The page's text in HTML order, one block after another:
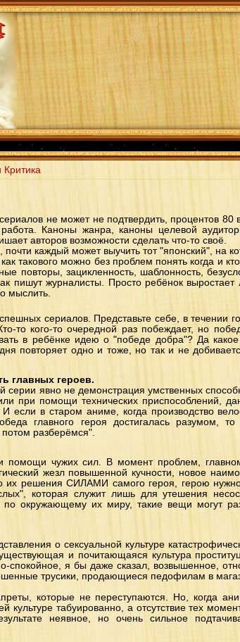
не может не подтвердить, процентов 80
Каноны жанра, каноны целевой
авторов возможности сделать что-то своё.
почти каждый может выучить тот "японский", на
такового можно без проблем понять когда и
повторы, зацикленность, шаблонность,
пишут журналисты. Просто ребёнок выростает
мыслить.
сериалов. Представьте себе, в течении
кого-то очередной раз побеждает, но
в ребёнке идею о "победе добра"? Да
повторяет одно и тоже, но так и не
главных героев.
серии явно не демонстрация умственных
при помощи технических приспособлений,
если в старом аниме, когда производство
главного героя достигалась разумом,
разберёмся".
чужих сил. В момент проблем,
жезл повышенной кучности, новое
их решения СИЛАМИ самого героя, герою
которая служит лишь для утешения
окружающему их миру, такие вещи могут
о сексуальной культуре
и почитающаяся культура
спокойное, я бы даже сказал, возвышенное,
трусики, продающиеся педофилам в
которые не переступаются. Но, когда
культуре табуированно, а отсутствие тех
неявное, но очень сильное